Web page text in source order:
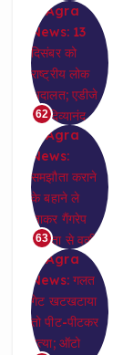
62
63